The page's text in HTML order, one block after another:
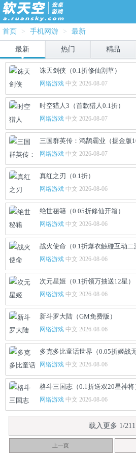
首页 > 手机网游 > 最新
最新 热门 精品
诛天剑侠（0.1折修仙割草）
网络游戏 中文 2026-08-07
时空猎人3（首款猎人0.1折）
网络游戏 中文 2026-08-07
三国群英传：鸿鹄霸业（掘金版
网络游戏 中文 2026-08-07
真红之刃（0.1折）
网络游戏 中文 2026-08-06
绝世秘籍（0.05折修仙开箱）
网络游戏 中文 2026-08-06
战火使命（0.1折爆衣触碰互动二
网络游戏 中文 2026-08-06
次元星姬（0.1折领万抽送12星）
网络游戏 中文 2026-08-06
新斗罗大陆（GM免费版）
网络游戏 中文 2026-08-06
多克多比童话世界（0.05折姬战无
网络游戏 中文 2026-08-06
格斗三国志（0.1折送双20星神将
网络游戏 中文 2026-08-06
载入更多 1/211
上一页